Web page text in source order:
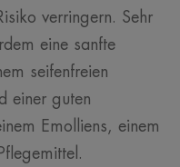
verringern. Sehr
eine sanfte
seifenfreien
einer guten
Emolliens, einem